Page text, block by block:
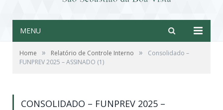
MENU
Home » Relatório de Controle Interno »
Consolidado –
FUNPREV 2025 – ASSINADO (1)
CONSOLIDADO – FUNPREV 2025 –